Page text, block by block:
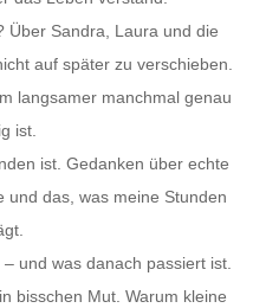
Über Sandra, Laura und die
auf später zu verschieben.
langsamer manchmal genau
ist.
ist. Gedanken über echte
und das, was meine Stunden
und was danach passiert ist.
bisschen Mut. Warum kleine